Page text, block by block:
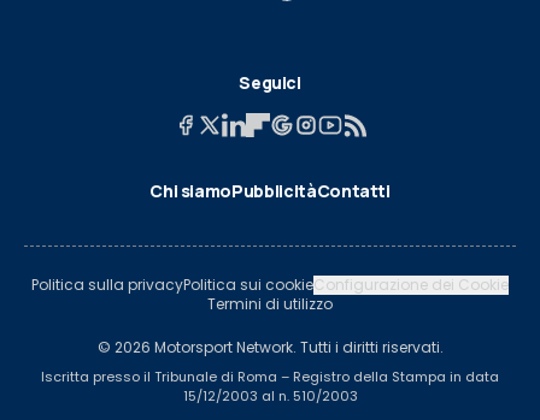
Seguici
Chi siamoPubblicitàContatti
Politica sulla privacyPolitica sui cookieConfigurazione dei Cookie
Termini di utilizzo
© 2026 Motorsport Network. Tutti i diritti riservati.
Iscritta presso il Tribunale di Roma – Registro della Stampa in data
15/12/2003 al n. 510/2003